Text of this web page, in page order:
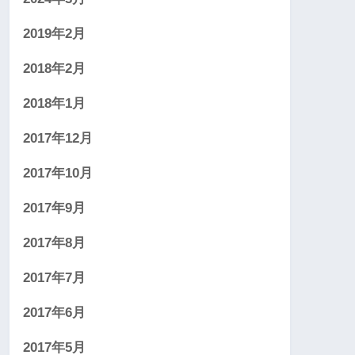
2019年2月
2018年2月
2018年1月
2017年12月
2017年10月
2017年9月
2017年8月
2017年7月
2017年6月
2017年5月